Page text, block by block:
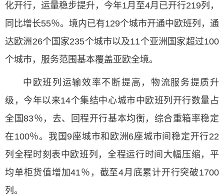
化开行，运量稳步提升，今年1月至4月已开行219列，
同比增长55％。境内已有129个城市开通中欧班列，通
达欧洲26个国家235个城市以及11个亚洲国家超过100
个城市，服务范围基本覆盖亚欧全境。
中欧班列运输效率不断提高，物流服务提质升
级，今年以来14个集结中心城市中欧班列开行数量占
全国83％，去、回程开行基本均衡，综合重箱率稳定
在100％。我国9座城市和欧洲6座城市间稳定开行22
列全程时刻表中欧班列，全程运行时间大幅压缩，平
均单柜货值增加41％，截至4月底累计开行突破1700
列。